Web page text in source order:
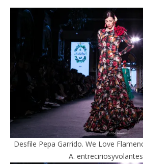
Desfile Pepa Garrido. We Love
A.